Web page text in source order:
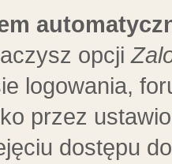
opcji
logowania,
przez
dostępu